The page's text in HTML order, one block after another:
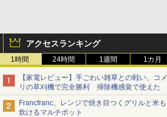
アクセスランキング
1時間 24時間 1週間 1カ月
【家電レビュー】手ごわい雑草との戦い、コメ
リの草刈機で完全勝利 掃除機感覚で使えた
Francfranc、レンジで焼き目つくグリルと米も
炊けるマルチポット